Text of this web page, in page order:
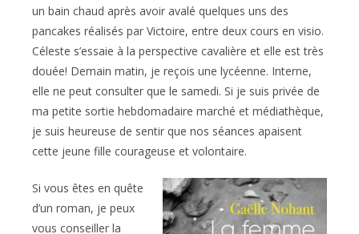
un bain chaud après avoir avalé quelques uns des
pancakes réalisés par Victoire, entre deux cours en visio.
Céleste s’essaie à la perspective cavalière et elle est très
douée! Demain matin, je reçois une lycéenne. Interne,
elle ne peut consulter que le samedi. Si je suis privée de
ma petite sortie hebdomadaire marché et médiathèque,
je suis heureuse de sentir que nos séances apaisent
cette jeune fille courageuse et volontaire.
Si vous êtes en quête
d’un roman, je peux
vous conseiller la